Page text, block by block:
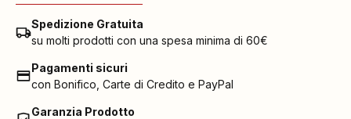
Spedizione Gratuita
su molti prodotti con una spesa minima di 60€
Pagamenti sicuri
con Bonifico, Carte di Credito e PayPal
Garanzia Prodotto